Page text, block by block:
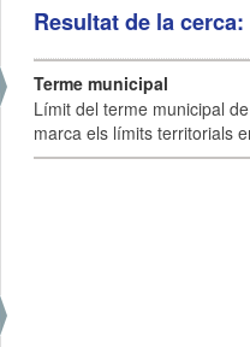
Resultat de la
Terme municipal
Límit del terme municipal
marca els límits territorials